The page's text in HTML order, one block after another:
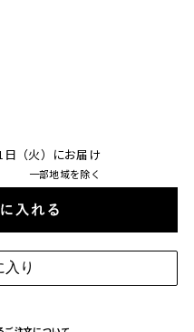
日（火）にお届け
一部地域を除く
ートに入れる
入り